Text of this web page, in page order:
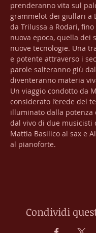
prenderanno vita sul
grammelot dei giullari a
da Trilussa a Rodari, fino
nuova epoca, quella dei
nuove tecnologie. Una
e potente attraverso i
parole salteranno giù
diventeranno materia
Un viaggio condotto da
considerato l’erede del
illuminato dalla potenza
dal vivo di due musicisti
Mattia Basilico al sax e
al pianoforte.
Condividi